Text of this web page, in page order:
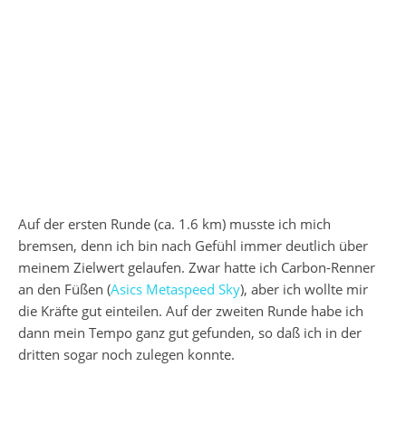
Auf der ersten Runde (ca. 1.6 km) musste ich mich
bremsen, denn ich bin nach Gefühl immer deutlich über
meinem Zielwert gelaufen. Zwar hatte ich Carbon-Renner
an den Füßen (Asics Metaspeed Sky), aber ich wollte mir
die Kräfte gut einteilen. Auf der zweiten Runde habe ich
dann mein Tempo ganz gut gefunden, so daß ich in der
dritten sogar noch zulegen konnte.